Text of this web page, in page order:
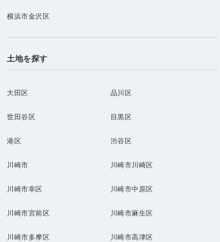
横浜市金沢区
土地を探す
大田区 品川区
世田谷区 目黒区
港区 渋谷区
川崎市 川崎市川崎区
川崎市幸区 川崎市中原区
川崎市宮前区 川崎市麻生区
川崎市多摩区 川崎市高津区